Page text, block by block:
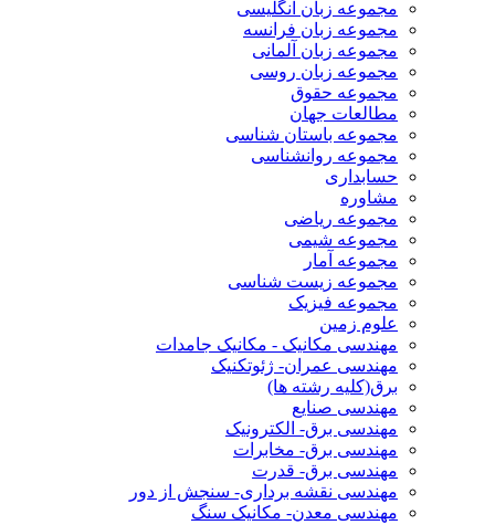
مجموعه زبان انگلیسی
مجموعه زبان فرانسه
مجموعه زبان آلمانی
مجموعه زبان روسی
مجموعه حقوق
مطالعات جهان
مجموعه باستان شناسی
مجموعه روانشناسی
حسابداری
مشاوره
مجموعه ریاضی
مجموعه شیمی
مجموعه آمار
مجموعه زیست شناسی
مجموعه فیزیک
علوم زمین
مهندسی مکانیک - مکانیک جامدات
مهندسی عمران- ژئوتکنیک
برق(کلیه رشته ها)
مهندسی صنایع
مهندسی برق- الکترونیک
مهندسی برق- مخابرات
مهندسی برق- قدرت
مهندسی نقشه برداری- سنجش از دور
مهندسی معدن- مکانیک سنگ